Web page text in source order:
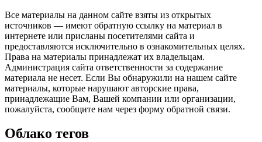
Все материалы на данном сайте взяты из открытых
источников — имеют обратную ссылку на материал в
интернете или присланы посетителями сайта и
предоставляются исключительно в ознакомительных целях.
Права на материалы принадлежат их владельцам.
Администрация сайта ответственности за содержание
материала не несет. Если Вы обнаружили на нашем сайте
материалы, которые нарушают авторские права,
принадлежащие Вам, Вашей компании или организации,
пожалуйста, сообщите нам через форму обратной связи.
Облако тегов